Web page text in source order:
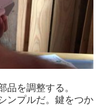
品を調整する。
ンプルだ。鍵をつか